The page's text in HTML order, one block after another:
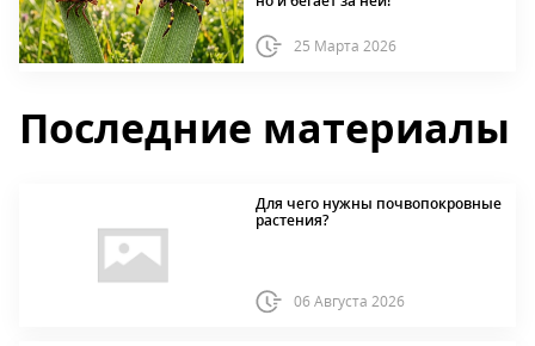
25 Марта 2026
Последние материалы
Для чего нужны почвопокровные
растения?
06 Августа 2026